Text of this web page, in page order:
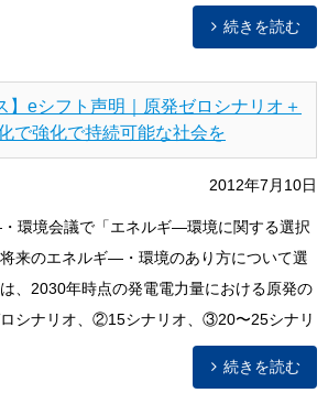
続きを読む
】eシフト声明｜原発ゼロシナリオ＋
で強化で持続可能な社会を
2012年7月10日
環境会議で「エネルギ―環境に関する選択
来のエネルギ―・環境のあり方について選
、2030年時点の発電電力量における原発の
シナリオ、②15シナリオ、③20〜25シナリ
続きを読む